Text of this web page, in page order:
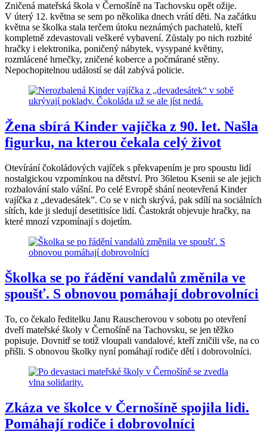
Zničená mateřská škola v Černošíně na Tachovsku opět ožije.
V úterý 12. května se sem po několika dnech vrátí děti. Na začátku
května se školka stala terčem útoku neznámých pachatelů, kteří
kompletně zdevastovali veškeré vybavení. Zůstaly po nich rozbité
hračky i elektronika, poničený nábytek, vysypané květiny,
rozmlácené hrnečky, zničené koberce a počmárané stěny.
Nepochopitelnou událostí se dál zabývá policie.
Žena sbírá Kinder vajíčka z 90. let. Našla
figurku, na kterou čekala celý život
Otevírání čokoládových vajíček s překvapením je pro spoustu lidí
nostalgickou vzpomínkou na dětství. Pro 36letou Ksenii se ale jejich
rozbalování stalo vášní. Po celé Evropě shání neotevřená Kinder
vajíčka z „devadesátek”. Co se v nich skrývá, pak sdílí na sociálních
sítích, kde ji sledují desetitisíce lidí. Častokrát objevuje hračky, na
které mnozí vzpomínají s dojetím.
Školka se po řádění vandalů změnila ve
spoušť. S obnovou pomáhají dobrovolníci
To, co čekalo ředitelku Janu Rauscherovou v sobotu po otevření
dveří mateřské školy v Černošíně na Tachovsku, se jen těžko
popisuje. Dovnitř se totiž vloupali vandalové, kteří zničili vše, na co
přišli. S obnovou školky nyní pomáhají rodiče dětí i dobrovolníci.
Zkáza ve školce v Černošíně spojila lidi.
Pomáhají rodiče i dobrovolníci